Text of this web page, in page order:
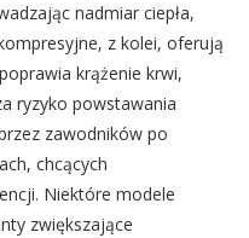
nadmiar ciepła,
z kolei, oferują
krążenie krwi,
ryzyko powstawania
zawodników po
chcących
Niektóre modele
zwiększające